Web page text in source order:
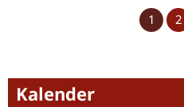
1 2
Kalender